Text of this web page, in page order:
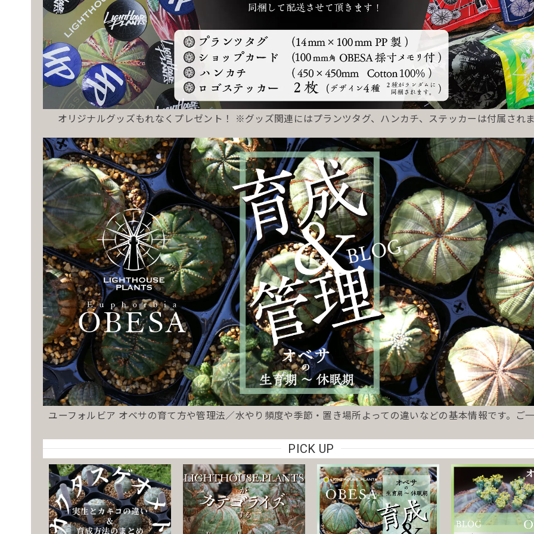
オリジナルグッズもれなくプレゼント！ ※グッズ関連にはプランツタグ、ハンカチ、ステッカーは付属され
ユーフォルビア オベサの育て方や管理法／水やり頻度や季節・置き場所よっての違いなどの基本情報です。ご
PICK UP